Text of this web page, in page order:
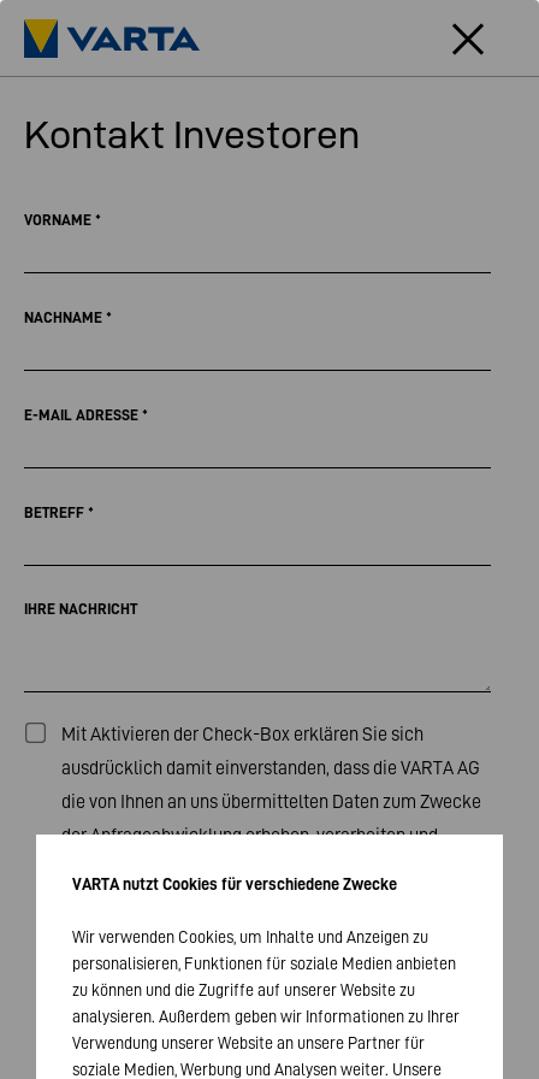
Kontakt Investoren
VORNAME *
NACHNAME *
E-MAIL ADRESSE *
BETREFF *
IHRE NACHRICHT
Mit Aktivieren der Check-Box erklären Sie sich
ausdrücklich damit einverstanden, dass die VARTA AG
die von Ihnen an uns übermittelten Daten zum Zwecke
der Anfrageabwicklung erheben, verarbeiten und
und den sonstigen einschlägigen Rechtsvorschriften.
Eine Übermittlung Ihrer Daten erfolgt nur dann, wenn
Sie Ihre Einwilligung durch Aktivieren der Check-Box
bestätigt haben. Ihre Einwilligung kann jederzeit
widerrufen werden.*
VARTA nutzt Cookies für verschiedene Zwecke
Wir verwenden Cookies, um Inhalte und Anzeigen zu
personalisieren, Funktionen für soziale Medien anbieten
zu können und die Zugriffe auf unserer Website zu
analysieren. Außerdem geben wir Informationen zu Ihrer
Verwendung unserer Website an unsere Partner für
soziale Medien, Werbung und Analysen weiter. Unsere